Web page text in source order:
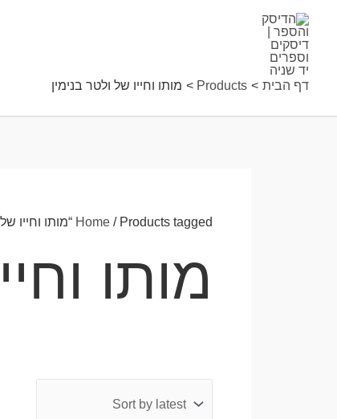
דף הבית Products מותו וחייו של ולטר בנימין
Home / Products tagged “מותו וחייו של ולטר בנימין”
מותו